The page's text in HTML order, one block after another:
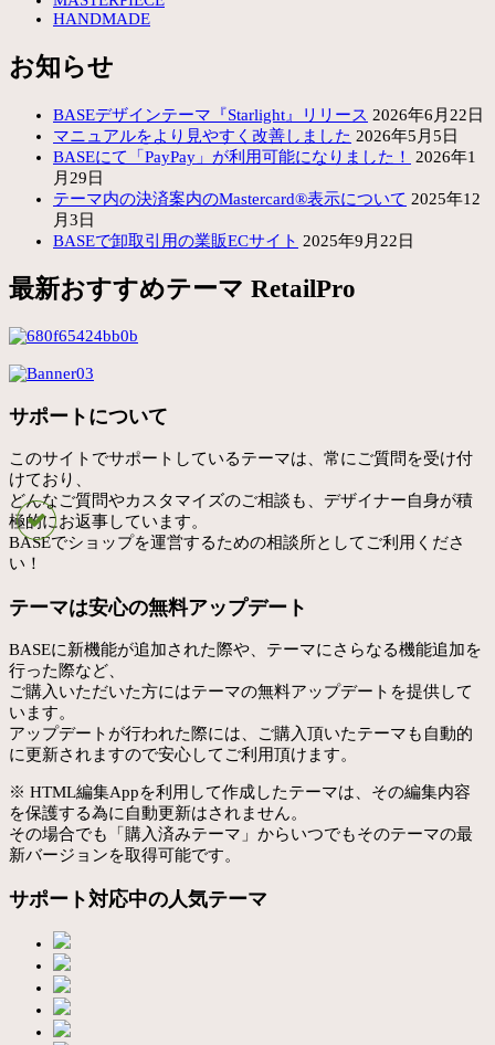
HANDMADE
お知らせ
BASEデザインテーマ『Starlight』リリース 2026年6月22日
マニュアルをより見やすく改善しました 2026年5月5日
BASEにて「PayPay」が利用可能になりました！
2026年1
月29日
テーマ内の決済案内のMastercard®表示について 2025年12
月3日
BASEで卸取引用の業販ECサイト 2025年9月22日
最新おすすめテーマ RetailPro
サポートについて
このサイトでサポートしているテーマは、常にご質問を受け付
けており、
どんなご質問やカスタマイズのご相談も、デザイナー自身が積
極的にお返事しています。
BASEでショップを運営するための相談所としてご利用くださ
い！
テーマは安心の無料アップデート
BASEに新機能が追加された際や、テーマにさらなる機能追加を
行った際など、
ご購入いただいた方にはテーマの無料アップデートを提供して
います。
アップデートが行われた際には、ご購入頂いたテーマも自動的
に更新されますので安心してご利用頂けます。
※ HTML編集Appを利用して作成したテーマは、その編集内容
を保護する為に自動更新はされません。
その場合でも「購入済みテーマ」からいつでもそのテーマの最
新バージョンを取得可能です。
サポート対応中の人気テーマ